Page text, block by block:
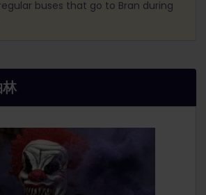
buses that go to Bran during